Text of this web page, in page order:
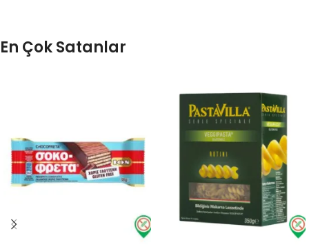
En Çok Satanlar